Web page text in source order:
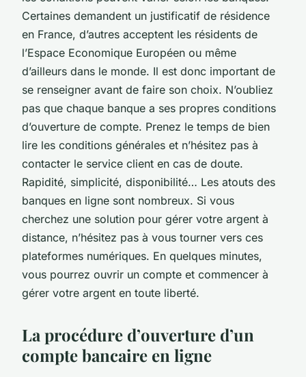
Certaines demandent un justificatif de résidence
en France, d’autres acceptent les résidents de
l’Espace Economique Européen ou même
d’ailleurs dans le monde. Il est donc important de
se renseigner avant de faire son choix. N’oubliez
pas que chaque banque a ses propres conditions
d’ouverture de compte. Prenez le temps de bien
lire les conditions générales et n’hésitez pas à
contacter le service client en cas de doute.
Rapidité, simplicité, disponibilité… Les atouts des
banques en ligne sont nombreux. Si vous
cherchez une solution pour gérer votre argent à
distance, n’hésitez pas à vous tourner vers ces
plateformes numériques. En quelques minutes,
vous pourrez ouvrir un compte et commencer à
gérer votre argent en toute liberté.
La procédure d’ouverture d’un
compte bancaire en ligne